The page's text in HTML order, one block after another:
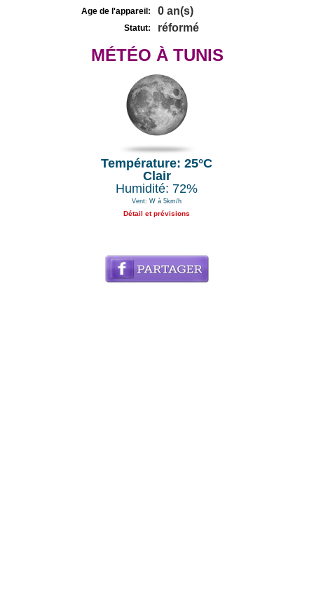
Age de l'appareil:
0 an(s)
Statut: réformé
MÉTÉO À TUNIS
Température: 25°C
Clair
Humidité: 72%
Vent: W à 5km/h
Détail et prévisions